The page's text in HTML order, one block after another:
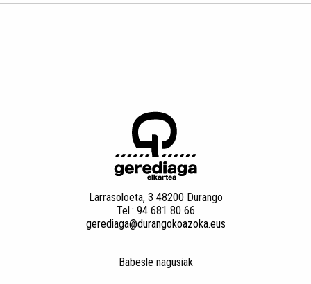
Larrasoloeta, 3 48200 Durango
Tel.: 94 681 80 66
gerediaga@durangokoazoka.eus
Babesle nagusiak